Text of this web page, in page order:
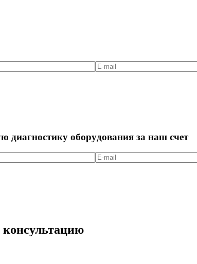
диагностикy оборyдования за наш счет
консультацию